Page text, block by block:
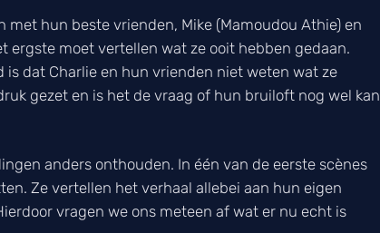
hun beste vrienden, Mike (Mamoudou Athie) en
ergste moet vertellen wat ze ooit hebben gedaan.
dat Charlie en hun vrienden niet weten wat ze
gezet en is het de vraag of hun bruiloft nog wel kan
anders onthouden. In één van de eerste scènes
Ze vertellen het verhaal allebei aan hun eigen
vragen we ons meteen af wat er nu echt is